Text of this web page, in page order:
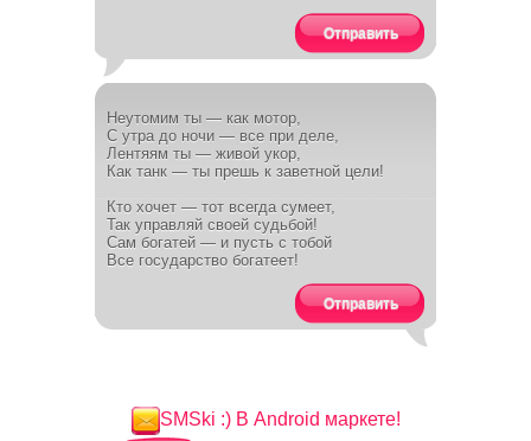
Отправить
Неутомим ты — как мотор,
С утра до ночи — все при деле,
Лентяям ты — живой укор,
Как танк — ты прешь к заветной цели!
Кто хочет — тот всегда сумеет,
Так управляй своей судьбой!
Сам богатей — и пусть с тобой
Все государство богатеет!
Отправить
SMSki :) В Android маркете!